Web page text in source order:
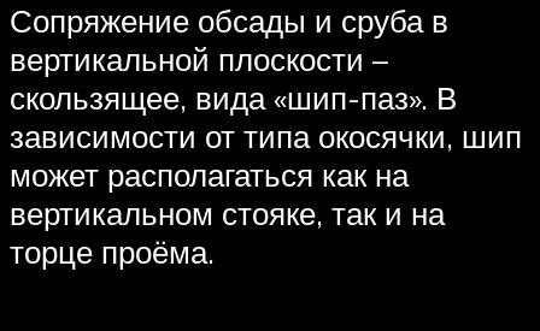
Сопряжение обсады и сруба в
вертикальной плоскости –
скользящее, вида «шип-паз». В
зависимости от типа окосячки, шип
может располагаться как на
вертикальном стояке, так и на
торце проёма.